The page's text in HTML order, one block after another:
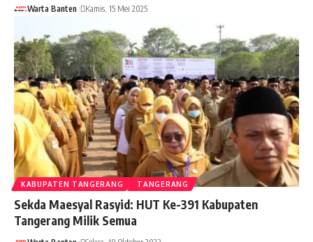
Warta Banten Kamis, 15 Mei 2025
KABUPATEN TANGERANG TANGERANG
Sekda Maesyal Rasyid: HUT Ke-391 Kabupaten
Tangerang Milik Semua